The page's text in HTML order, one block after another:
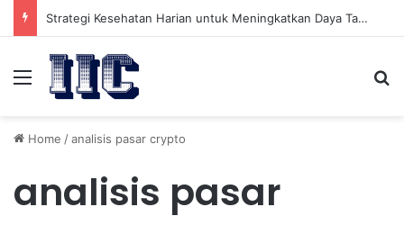
Strategi Kesehatan Harian untuk Meningkatkan Daya Tahan Tubuh dalam Beraktivitas
Menu
Home /analisis pasar crypto
analisis pasar